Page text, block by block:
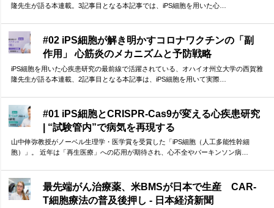
隆先生が語る本連載。3記事目となる本記事では、iPS細胞を用いた心…
#02 iPS細胞が解き明かすコロナワクチンの「副
作用」 心筋炎のメカニズムと予防戦略
iPS細胞を用いた心疾患研究の最前線で活躍されている、オハイオ州立大学の西賀雅
隆先生が語る本連載、2記事目となる本記事は、iPS細胞を用いて実際…
#01 iPS細胞とCRISPR-Cas9が変える心疾患研究
| “試験管内”で病気を再現する
山中伸弥教授がノーベル生理学・医学賞を受賞した「iPS細胞（人工多能性幹細
胞）」。 近年は「再生医療」への応用が期待され、心不全やパーキンソン病…
最先端がん治療薬、米BMSが日本で生産 CAR-
T細胞療法の普及後押し - 日本経済新聞